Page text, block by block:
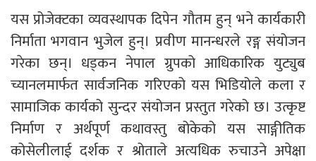
यस प्रोजेक्टका व्यवस्थापक दिपेन गौतम हुन् भने कार्यकारी
निर्माता भगवान भुजेल हुन्। प्रवीण मानन्धरले रङ्ग संयोजन
गरेका छन्। धड्कन नेपाल ग्रुपको आधिकारिक युट्युब
च्यानलमार्फत सार्वजनिक गरिएको यस भिडियोले कला र
सामाजिक कार्यको सुन्दर संयोजन प्रस्तुत गरेको छ। उत्कृष्ट
निर्माण र अर्थपूर्ण कथावस्तु बोकेको यस साङ्गीतिक
कोसेलीलाई दर्शक र श्रोताले अत्यधिक रुचाउने अपेक्षा